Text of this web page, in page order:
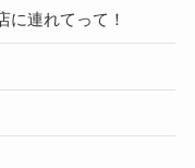
に連れてって！